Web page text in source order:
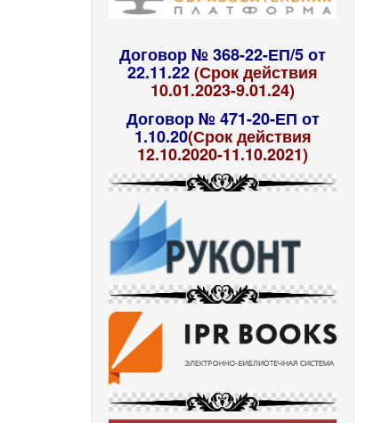
Договор № 368-22-ЕП/5 от
22.11.22(Срок действия
10.01.2023-9.01.24)
Договор № 471-20-ЕП от
1.10.20(Срок действия
12.10.2020-11.10.2021)